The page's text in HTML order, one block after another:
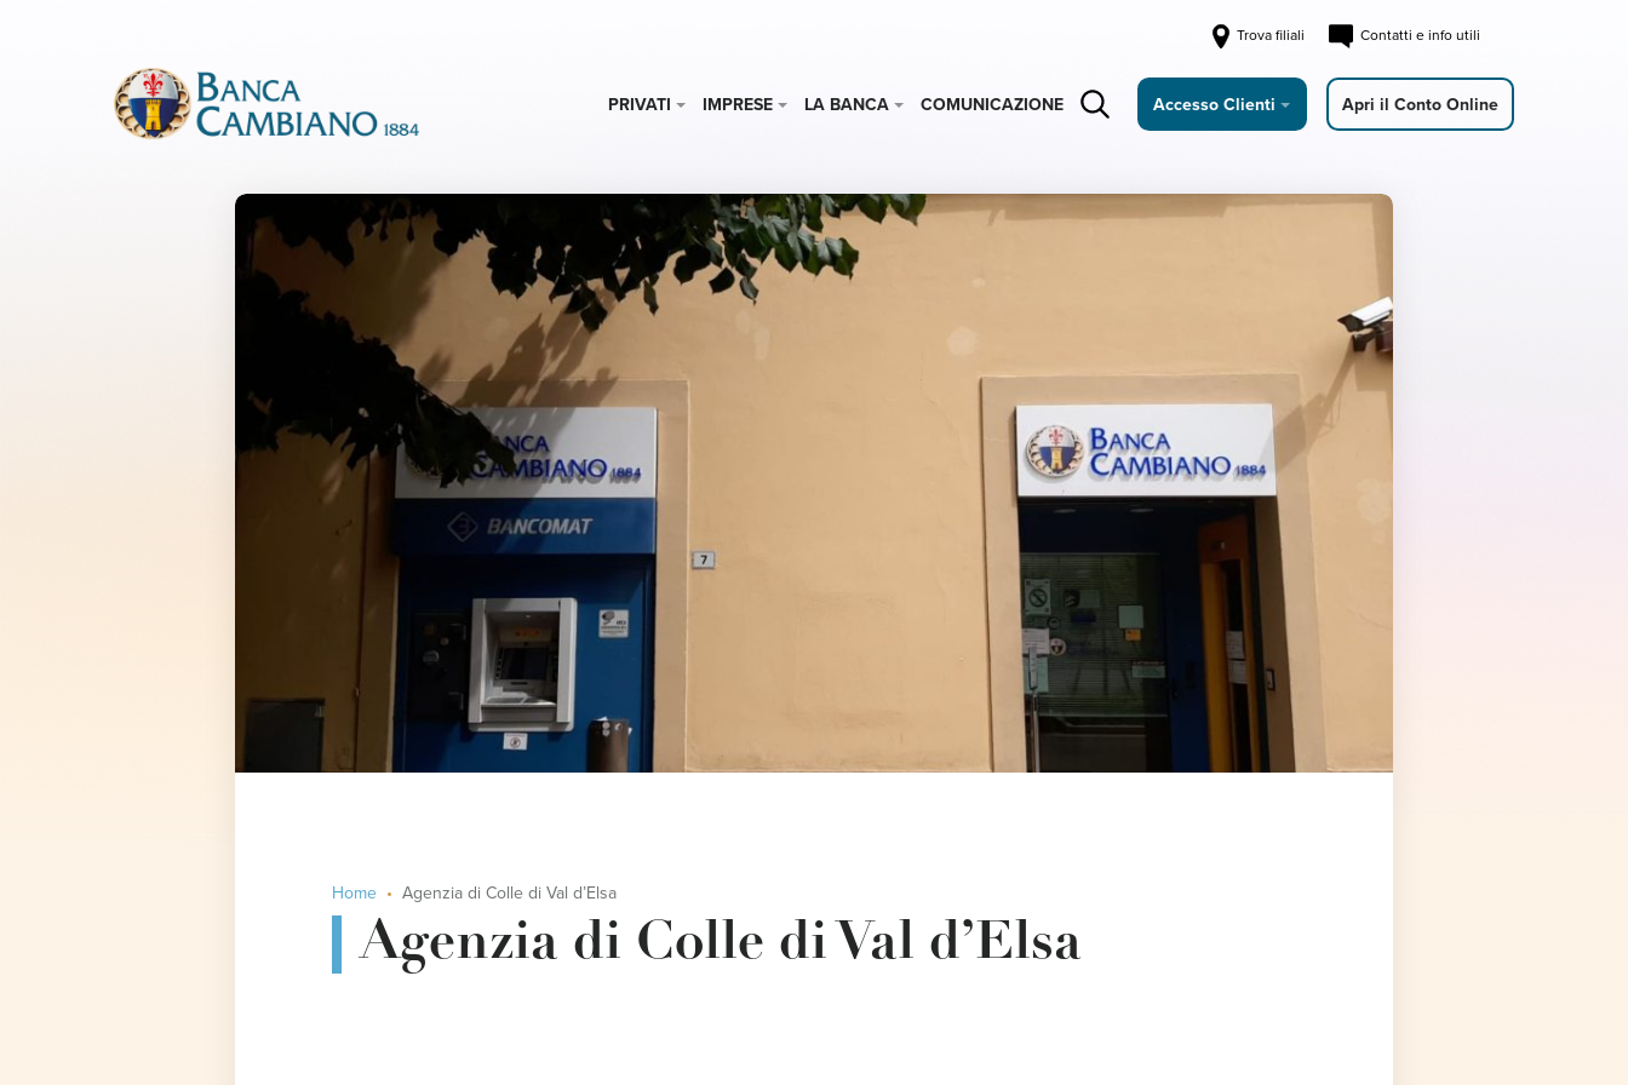
Trova filiali Contatti e info utili
PRIVATI IMPRESE LA BANCA COMUNICAZIONE Accesso Clienti Apri il Conto Online
Home Agenzia di Colle di Val d’Elsa
Agenzia di Colle di Val d’Elsa